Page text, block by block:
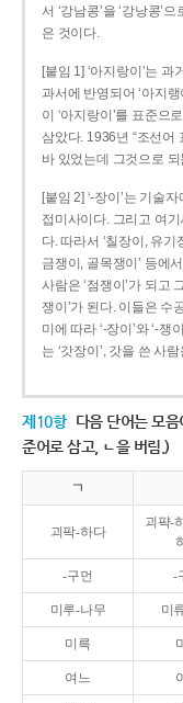
서 ‘강남콩’을 ‘강낭콩’
은 것이다.
[붙임 1] ‘아지랑이’는
과서에 반영되어 ‘아지
이 ‘아지랑이’를 표준으
삼았다. 1936년 “조선어
바 있었는데 그것으로
[붙임 2] ‘-장이’는 기술
접미사이다. 그리고 여기
다. 따라서 ‘칠장이, 유기
금쟁이, 골목쟁이’ 등에
사람은 ‘점쟁이’가 되고
쟁이’가 된다. 이들은 수
미에 따라 ‘-장이’와 ‘-
는 ‘갓장이’, 갓을 쓴 사
제10항 다음 단어는 모
준어로 삼고, ㄴ을 버림.)
ㄱ
괴팍-하다
괴퍅-
-구먼 -
미루-나무 미
미륵
여느